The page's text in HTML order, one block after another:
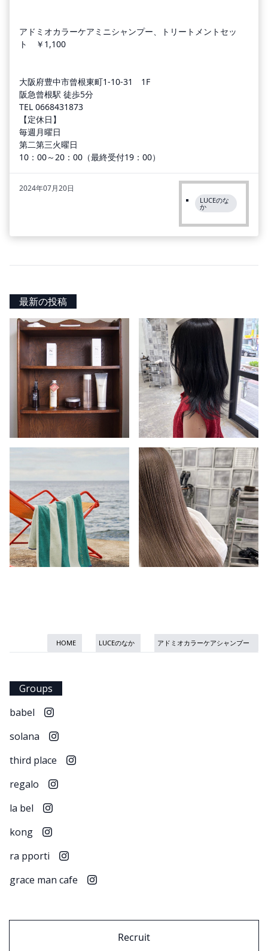
アドミオカラーケアミニシャンプー、トリートメントセッ
ト ￥1,100
大阪府豊中市曾根東町1-10-31 1F
阪急曾根駅 徒歩5分
TEL 0668431873
【定休日】
毎週月曜日
第二第三火曜日
10：00～20：00（最終受付19：00）
2024年07月20日
LUCEのな
か
最新の投稿
HOME LUCEのなか アドミオカラーケアシャンプー
Groups
babel
solana
third place
regalo
la bel
kong
ra pporti
grace man cafe
Recruit